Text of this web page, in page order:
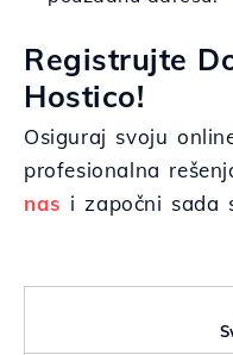
Registrujte
Hostico!
Osiguraj svoju
profesionalna
nas i započni sada